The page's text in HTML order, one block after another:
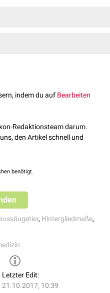
untereinander
den restlichen Adduktoren
adductor magnus et brevis
an der
Tendo symphysialis
der
Os femoris
bewirkt er bei
StreckungimHüftgelenk
den
des aktiven & passiven
Band III (Myologie).
indem du auf Bearbeiten
Redaktionsteam darum.
den Artikel schnell und
benötigt.
, Hintergliedmaße,
Letzter Edit:
21.10.2017, 10:39